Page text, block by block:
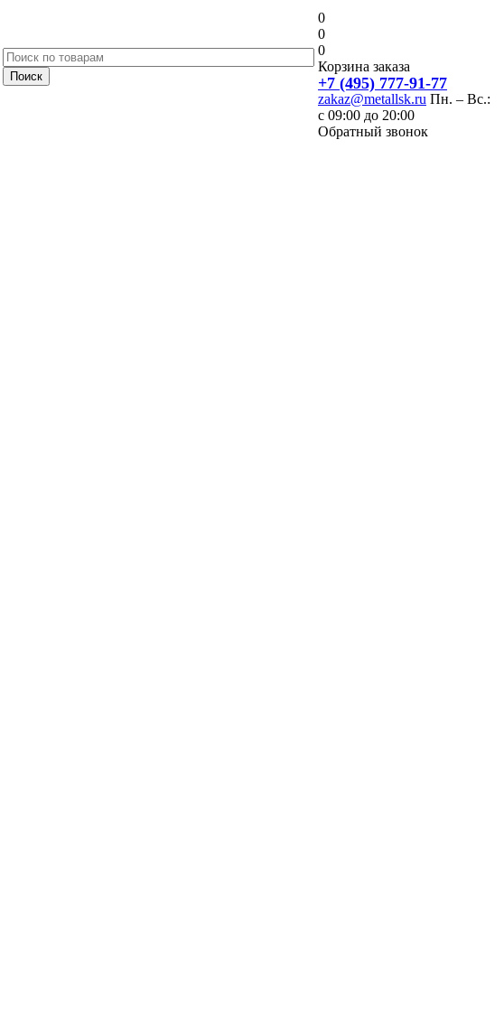
0
0
0
Корзина заказа
+7 (495) 777-91-77
zakaz@metallsk.ru Пн. – Вс.:
с 09:00 до 20:00
Обратный звонок